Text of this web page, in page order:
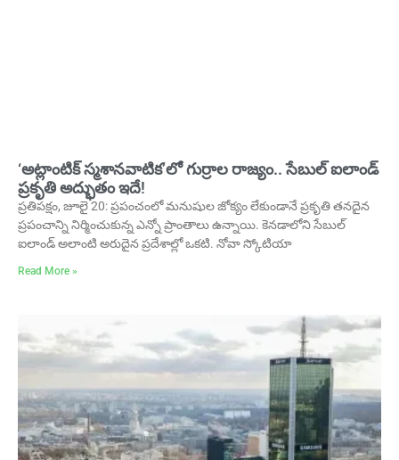
‘అట్లాంటిక్‌ స్మశానవాటిక’లో గుర్రాల రాజ్యం.. సేబుల్‌ ఐలాండ్‌
ప్రకృతి అద్భుతం ఇదే!
ప్రతిపక్షం, జూలై 20: ప్రపంచంలో మనుషుల జోక్యం లేకుండానే ప్రకృతి తనదైన
ప్రపంచాన్ని నిర్మించుకున్న ఎన్నో ప్రాంతాలు ఉన్నాయి. కెనడాలోని సేబుల్‌
ఐలాండ్‌ అలాంటి అరుదైన ప్రదేశాల్లో ఒకటి. నోవా స్కోటియా
Read More »